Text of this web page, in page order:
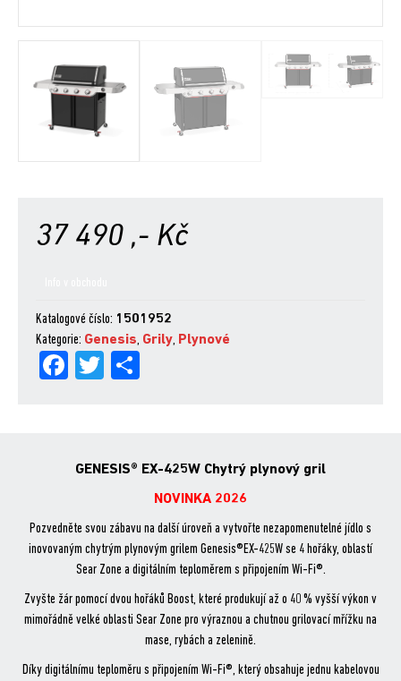
37 490 ,- Kč
Katalogové číslo: 1501952
Kategorie: Genesis, Grily, Plynové
Fa
Tw
GENESIS® EX-425W Chytrý plynový gril
NOVINKA 2026
Pozvedněte svou zábavu na další úroveň a vytvořte nezapomenutelné jídlo s
inovovaným chytrým plynovým grilem Genesis®EX-425W se 4 hořáky, oblastí
Sear Zone a digitálním teploměrem s připojením Wi-Fi®.
Zvyšte žár pomocí dvou hořáků Boost, které produkují až o 40 % vyšší výkon v
mimořádně velké oblasti Sear Zone pro výraznou a chutnou grilovací mřížku na
mase, rybách a zelenině.
Díky digitálnímu teploměru s připojením Wi-Fi®, který obsahuje jednu kabelovou